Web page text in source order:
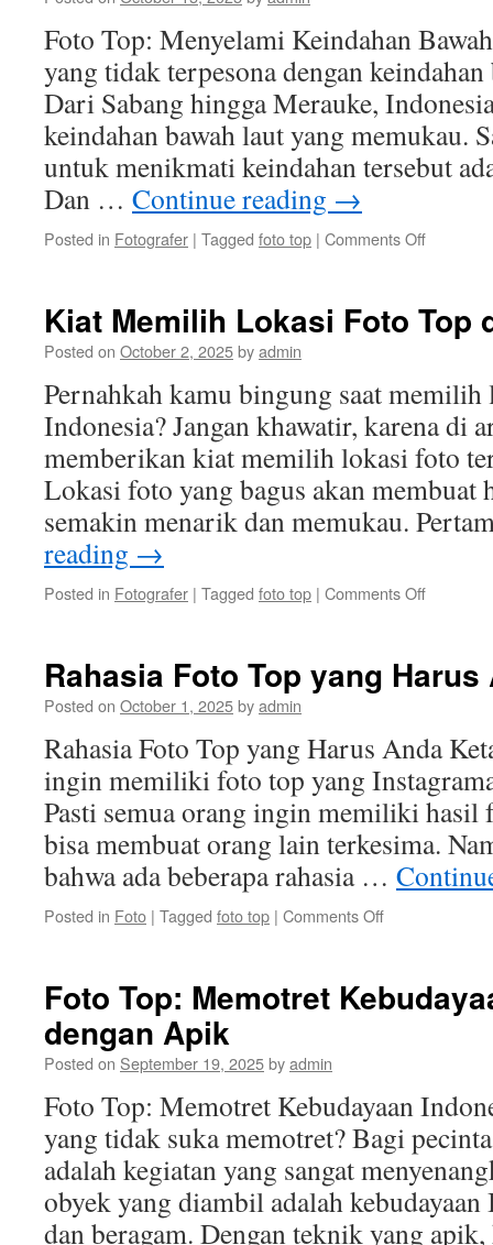
Foto Top: Menyelami Keindahan
yang tidak terpesona dengan
Dari Sabang hingga Merauke,
keindahan bawah laut yang memukau.
untuk menikmati keindahan tersebut
Dan … Continue reading →
Posted in Fotografer | Tagged foto top | Comments Offon
Indonesia
Kiat Memilih Lokasi Foto Top
Posted on October 2, 2025byadmin
Pernahkah kamu bingung saat
Indonesia? Jangan khawatir, karena di
memberikan kiat memilih lokasi foto
Lokasi foto yang bagus akan membuat
semakin menarik dan memukau.
reading →
Posted in Fotografer | Tagged foto top | Comments Offon
Foto
Indonesia
Rahasia Foto Top yang
Posted on October 1, 2025byadmin
Rahasia Foto Top yang Harus Anda
ingin memiliki foto top yang
Pasti semua orang ingin memiliki hasil
bisa membuat orang lain terkesima.
bahwa ada beberapa rahasia …
Posted in Foto | Tagged foto top | Comments Offon
yang
Foto Top: Memotret
dengan Apik
Posted on September 19, 2025byadmin
Foto Top: Memotret Kebudayaan
yang tidak suka memotret? Bagi
adalah kegiatan yang sangat
obyek yang diambil adalah kebudayaan
dan beragam. Dengan teknik yang